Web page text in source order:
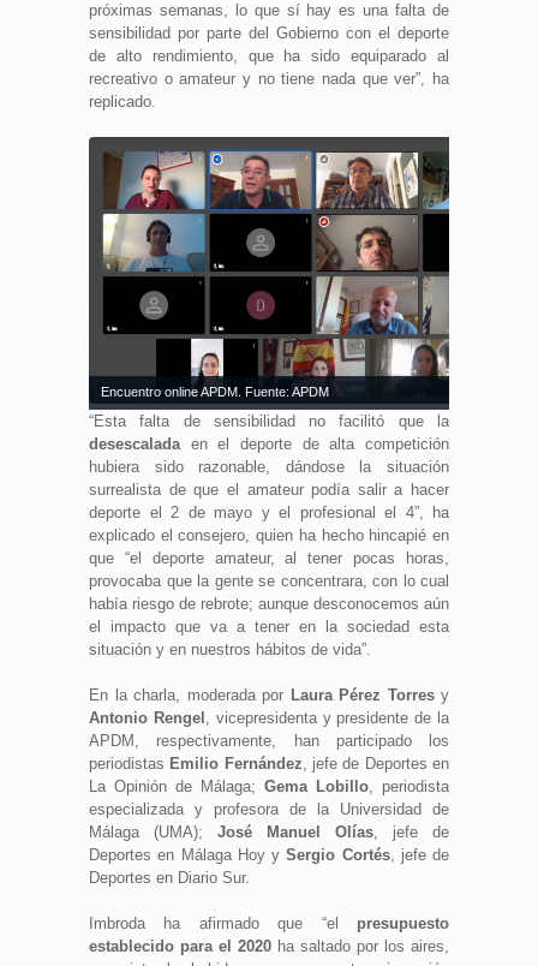
próximas semanas, lo que sí hay es una falta de
sensibilidad por parte del Gobierno con el deporte
de alto rendimiento, que ha sido equiparado al
recreativo o amateur y no tiene nada que ver”, ha
replicado.
Encuentro online APDM. Fuente: APDM
“Esta falta de sensibilidad no facilitó que la
desescalada en el deporte de alta competición
hubiera sido razonable, dándose la situación
surrealista de que el amateur podía salir a hacer
deporte el 2 de mayo y el profesional el 4”, ha
explicado el consejero, quien ha hecho hincapié en
que “el deporte amateur, al tener pocas horas,
provocaba que la gente se concentrara, con lo cual
había riesgo de rebrote; aunque desconocemos aún
el impacto que va a tener en la sociedad esta
situación y en nuestros hábitos de vida”.
En la charla, moderada por Laura Pérez Torresy
Antonio Rengel , vicepresidenta y presidente de la
APDM, respectivamente, han participado los
periodistas Emilio Fernández , jefe de Deportes en
La Opinión de Málaga; Gema Lobillo , periodista
especializada y profesora de la Universidad de
Málaga (UMA); José Manuel Olías , jefe de
Deportes en Málaga Hoy ySergio Cortés, jefe de
Deportes en Diario Sur.
Imbroda ha afirmado que “el presupuesto
establecido para el 2020 ha saltado por los aires,